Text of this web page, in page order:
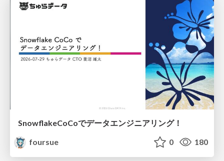
SnowflakeCoCoでデータエンジニアリング！
foursue
0 180